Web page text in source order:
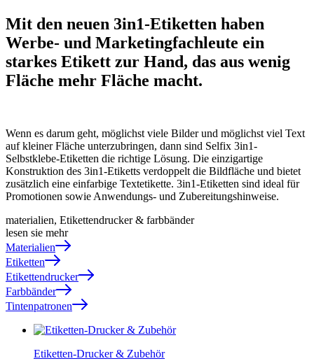
Mit den neuen 3in1-Etiketten haben
Werbe- und Marketingfachleute ein
starkes Etikett zur Hand, das aus wenig
Fläche mehr Fläche macht.
Wenn es darum geht, möglichst viele Bilder und möglichst viel Text
auf kleiner Fläche unterzubringen, dann sind Selfix 3in1-
Selbstklebe-Etiketten die richtige Lösung. Die einzigartige
Konstruktion des 3in1-Etiketts verdoppelt die Bildfläche und bietet
zusätzlich eine einfarbige Textetikette. 3in1-Etiketten sind ideal für
Promotionen sowie Anwendungs- und Zubereitungshinweise.
materialien, Etikettendrucker & farbbänder
lesen sie mehr
Materialien
Etiketten
Etikettendrucker
Farbbänder
Tintenpatronen
Etiketten-Drucker & Zubehör